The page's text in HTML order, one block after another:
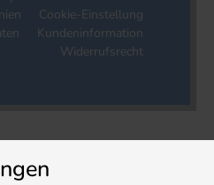
Cookie-Einstellung
Kundeninformation
Widerrufsrecht